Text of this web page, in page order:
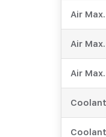
Air
Air
Air